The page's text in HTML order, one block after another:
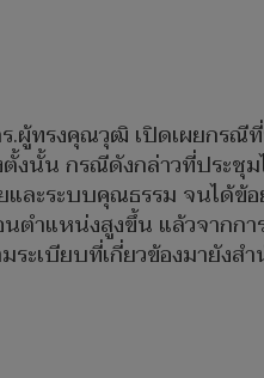
ผู้ทรงคุณวุฒิ เปิดเผยกรณี
งนั้น กรณีดังกล่าวที่ประ
ละระบบคุณธรรม จนได้ข้
แหน่งสูงขึ้น แล้วจากกา
ะเบียบที่เกี่ยวข้องมายังส